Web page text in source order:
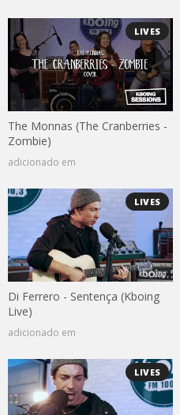
LIVES
The Monnas (The Cranberries -
Zombie)
adicionado em
LIVES
Di Ferrero - Sentença (Kboing
Live)
adicionado em
LIVES